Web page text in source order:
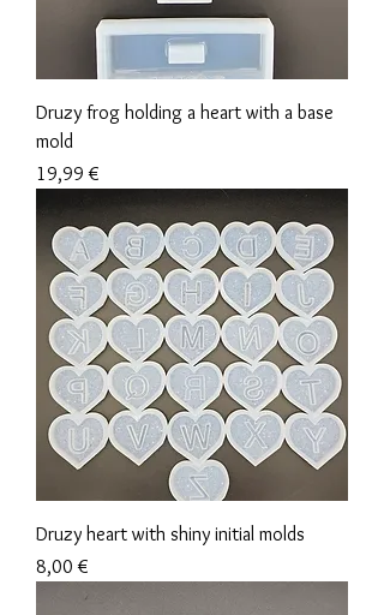
Druzy frog holding a heart with a base
mold
Prix
19,99 €
Druzy heart with shiny initial molds
Prix
8,00 €